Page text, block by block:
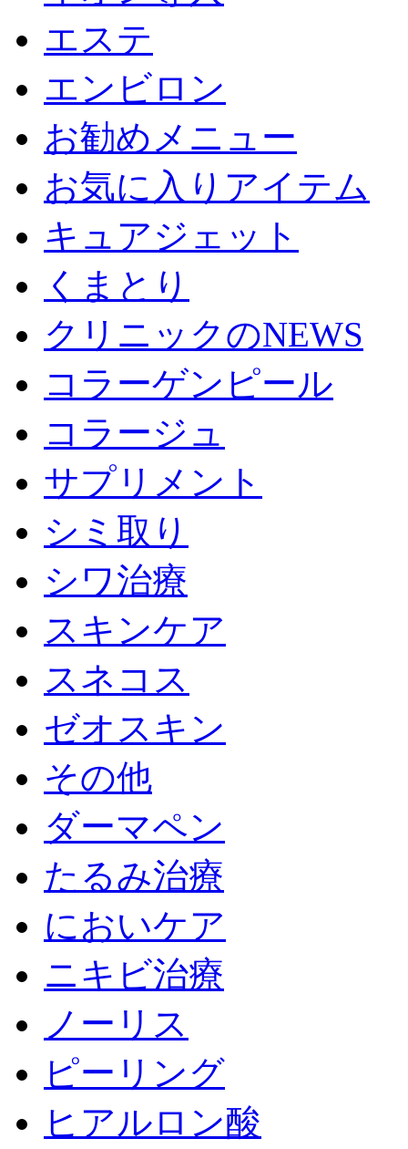
エステ
エンビロン
お勧めメニュー
お気に入りアイテム
キュアジェット
くまとり
クリニックのNEWS
コラーゲンピール
コラージュ
サプリメント
シミ取り
シワ治療
スキンケア
スネコス
ゼオスキン
その他
ダーマペン
たるみ治療
においケア
ニキビ治療
ノーリス
ピーリング
ヒアルロン酸